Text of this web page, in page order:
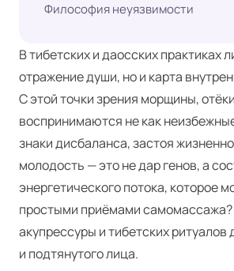
Философия неуязвимости
В тибетских и даосских практиках
отражение души, но и карта
С этой точки зрения морщины,
воспринимаются не как
знаки дисбаланса, застоя
молодость — это не дар генов, а
энергетического потока, которое
простыми приёмами
акупрессуры и тибетских
и подтянутого лица.